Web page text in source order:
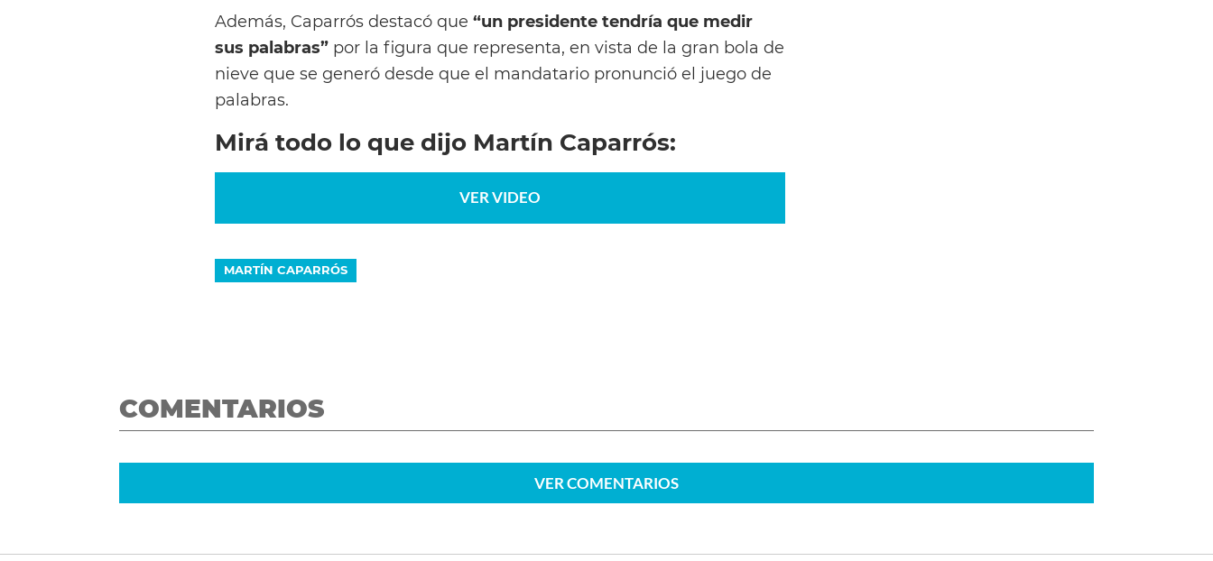
Además, Caparrós destacó que “un presidente tendría que medir
sus palabras” por la figura que representa, en vista de la gran bola de
nieve que se generó desde que el mandatario pronunció el juego de
palabras.
Mirá todo lo que dijo Martín Caparrós:
VER VIDEO
MARTÍN CAPARRÓS
COMENTARIOS
VERCOMENTARIOS